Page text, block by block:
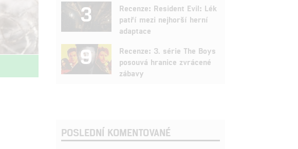
3
Recenze: Resident Evil: Lék
patří mezi nejhorší herní
adaptace
9
Recenze: 3. série The Boys
posouvá hranice zvrácené
zábavy
POSLEDNÍ KOMENTOVANÉ